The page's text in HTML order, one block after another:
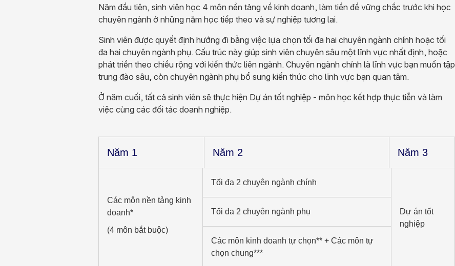
Năm đầu tiên, sinh viên học 4 môn nền tảng về kinh doanh, làm tiền đề vững chắc trước khi học
chuyên ngành ở những năm học tiếp theo và sự nghiệp tương lai.
Sinh viên được quyết định hướng đi bằng việc lựa chọn tối đa hai chuyên ngành chính hoặc tối
đa hai chuyên ngành phụ. Cấu trúc này giúp sinh viên chuyên sâu một lĩnh vực nhất định, hoặc
phát triển theo chiều rộng với kiến thức liên ngành. Chuyên ngành chính là lĩnh vực bạn muốn tập
trung đào sâu, còn chuyên ngành phụ bổ sung kiến thức cho lĩnh vực bạn quan tâm.
Ở năm cuối, tất cả sinh viên sẽ thực hiện Dự án tốt nghiệp - môn học kết hợp thực tiễn và làm
việc cùng các đối tác doanh nghiệp.
Năm 1 Năm 2 Năm 3
Các môn nền tảng kinh
doanh*
(4 môn bắt buộc)
Tối đa 2 chuyên ngành chính
Dự án tốt
nghiệp
Tối đa 2 chuyên ngành phụ
Các môn kinh doanh tự chọn** + Các môn tự
chọn chung***